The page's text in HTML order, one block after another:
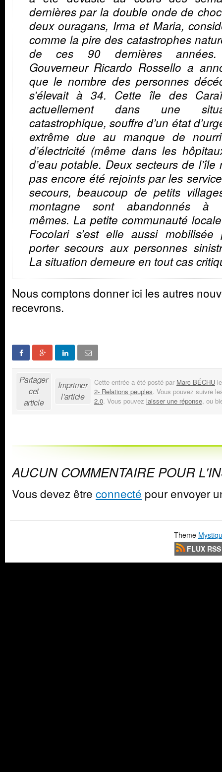
dernières par la double onde de
deux ouragans, Irma et Maria,
comme la pire des catastrophes
de ces 90 dernières
Gouverneur Ricardo Rossello a
que le nombre des personnes
s’élevait à 34. Cette île des
actuellement dans une
catastrophique, souffre d’un état
extrême due au manque de
d’électricité (même dans les
d’eau potable. Deux secteurs de l’île
pas encore été rejoints par les
secours, beaucoup de petits
montagne sont abandonnés à
mêmes. La petite communauté
Focolari s’est elle aussi mobilisée
porter secours aux personnes
La situation demeure en tout cas
Nous comptons donner ici les autres
recevrons.
Partager
cet
article
Imprimer
l'article
Cette entrée a été posté par Marc BÉCHU
2- Relations peuples. Vous pouvez suivre
2.0. Vous pouvez laisser une réponse, ou
AUCUN COMMENTAIRE POUR
Vous devez être connecté pour envoyer
Theme
FLUX RSS